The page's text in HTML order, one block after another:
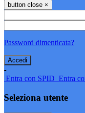
button close ×
Password dimenticata?
-
Entra con SPID Entra
Seleziona utente